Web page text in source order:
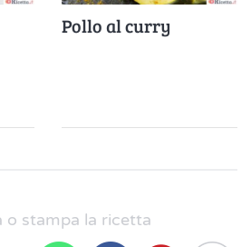
Pollo al curry
o stampa la ricetta